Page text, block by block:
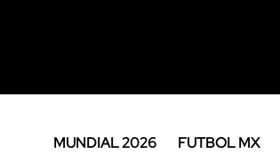
MUNDIAL 2026 FUTBOL MX